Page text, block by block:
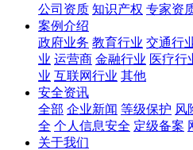
公司资质 知识产权 专家资
案例介绍
政府业务 教育行业 交通行
业 运营商 金融行业 医疗行
业 互联网行业 其他
安全资讯
全部 企业新闻 等级保护 风
全 个人信息安全 定级备案
关于我们